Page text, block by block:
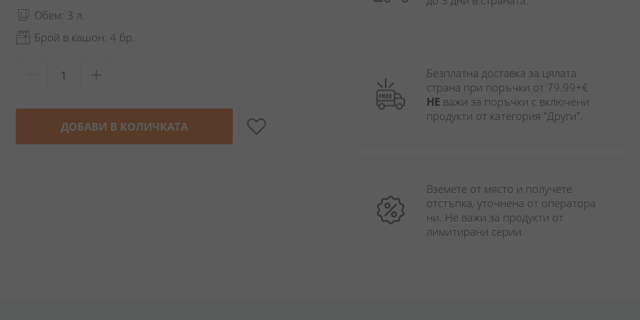
Обем: 3 л.
Брой в кашон: 4 бр.
ДОБАВИ В КОЛИЧКАТА
Безплатна доставка за цялата
НЕ важи за поръчки с включени
продукти от категория "Други".
Вземете от място и получете
отстъпка, уточнена от оператора
ни. Не важи за продукти от
лимитирани серии.